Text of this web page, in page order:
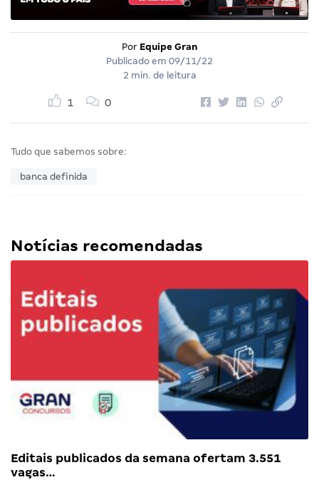
Por Equipe Gran
Publicado em 09/11/22
2 min. de leitura
1 0
Tudo que sabemos sobre:
banca definida
Notícias recomendadas
Editais publicados da semana ofertam 3.551
vagas…